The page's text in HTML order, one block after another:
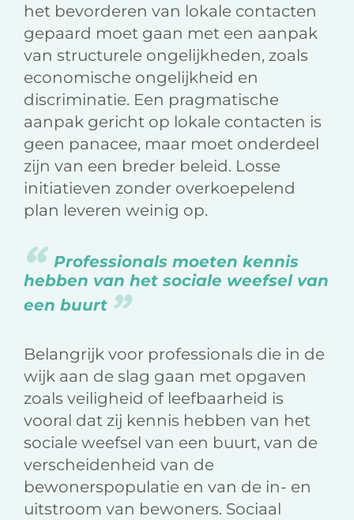
het bevorderen van lokale contacten
gepaard moet gaan met een aanpak
van structurele ongelijkheden, zoals
economische ongelijkheid en
discriminatie. Een pragmatische
aanpak gericht op lokale contacten is
geen panacee, maar moet onderdeel
zijn van een breder beleid. Losse
initiatieven zonder overkoepelend
plan leveren weinig op.
Professionals moeten kennis
hebben van het sociale weefsel van
een buurt
Belangrijk voor professionals die in de
wijk aan de slag gaan met opgaven
zoals veiligheid of leefbaarheid is
vooral dat zij kennis hebben van het
sociale weefsel van een buurt, van de
verscheidenheid van de
bewonerspo­pulatie en van de in- en
uitstroom van bewoners. Sociaal